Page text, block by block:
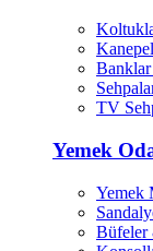
TV
Yemek
Yemek